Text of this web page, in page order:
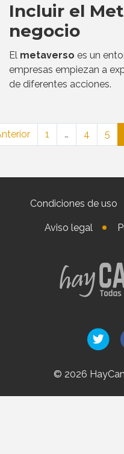
Incluir el
negocio
El metaverso es un
empresas empiezan a
de diferentes acciones.
1 … 4 5
Condiciones de uso
Aviso legal
© 2026